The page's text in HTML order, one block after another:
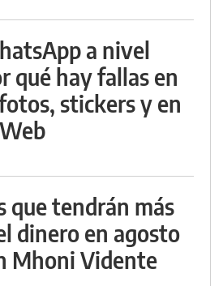
a nivel
qué hay fallas en
stickers y en
que tendrán más
dinero en agosto
Mhoni Vidente